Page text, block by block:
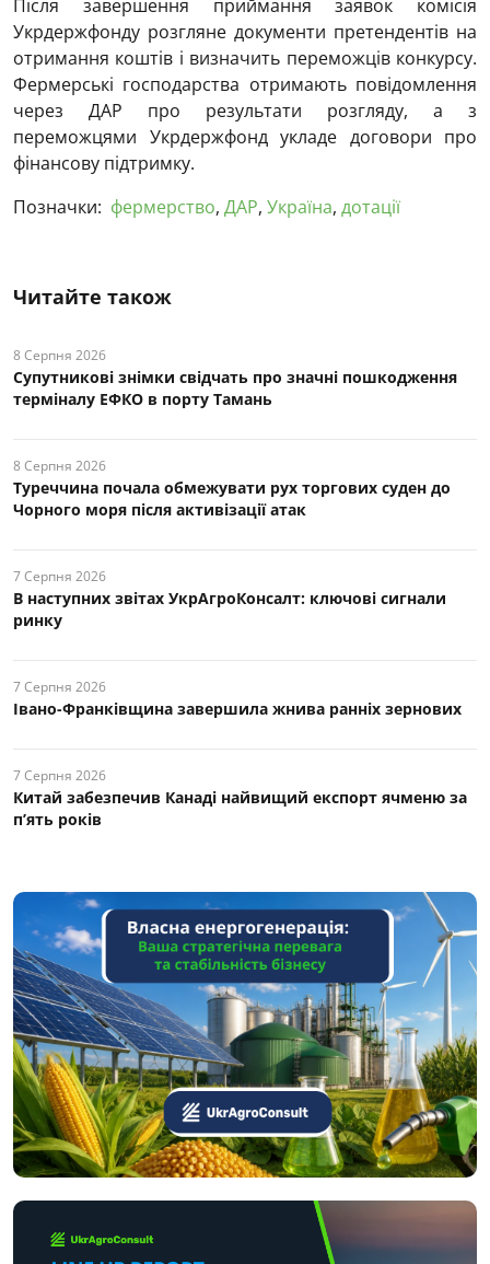
Після завершення приймання заявок комісія
Укрдержфонду розгляне документи претендентів на
отримання коштів і визначить переможців конкурсу.
Фермерські господарства отримають повідомлення
через ДАР про результати розгляду, а з
переможцями Укрдержфонд укладе договори про
фінансову підтримку.
Позначки: фермерство, ДАР, Україна, дотації
Читайте також
8 Серпня 2026
Супутникові знімки свідчать про значні пошкодження
терміналу ЕФКО в порту Тамань
8 Серпня 2026
Туреччина почала обмежувати рух торгових суден до
Чорного моря після активізації атак
7 Серпня 2026
В наступних звітах УкрАгроКонсалт: ключові cигнали
ринку
7 Серпня 2026
Івано-Франківщина завершила жнива ранніх зернових
7 Серпня 2026
Китай забезпечив Канаді найвищий експорт ячменю за
п’ять років